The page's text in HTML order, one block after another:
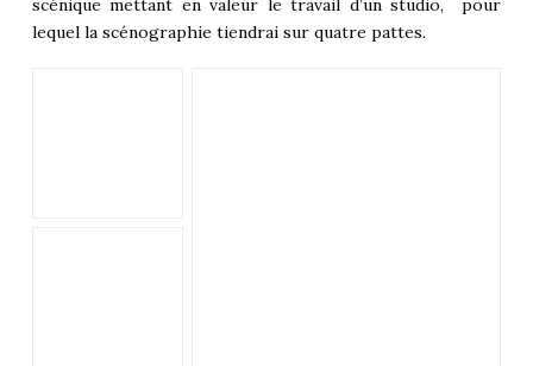
lequel la scénographie tiendrai sur quatre pattes.